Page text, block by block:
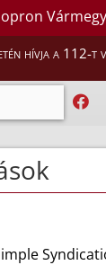
hívja a 112-t